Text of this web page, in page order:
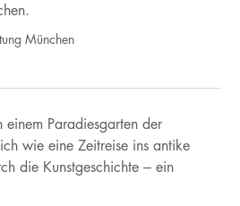
München
einem Paradiesgarten der
wie eine Zeitreise ins antike
die Kunstgeschichte – ein